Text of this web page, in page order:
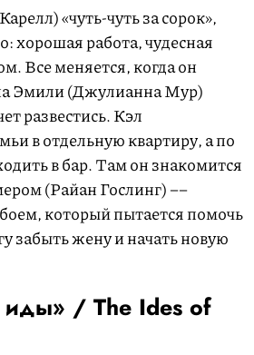
«чуть-чуть за сорок»,
хорошая работа, чудесная
Все меняется, когда он
Эмили (Джулианна Мур)
развестись. Кэл
в отдельную квартиру, а по
в бар. Там он знакомится
(Райан Гослинг) ––
который пытается помочь
забыть жену и начать новую
иды» / The Ides of